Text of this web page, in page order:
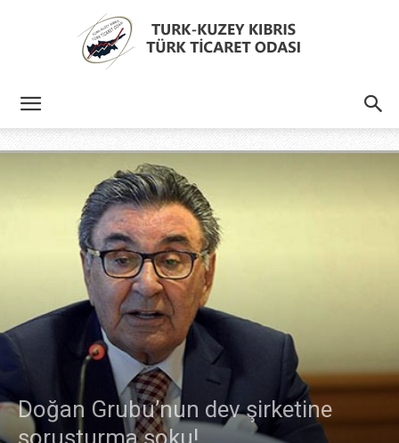
Kıbrıs
Türk
Ticaret
Doğan Grubu’nun dev şirketine
soruşturma şoku!